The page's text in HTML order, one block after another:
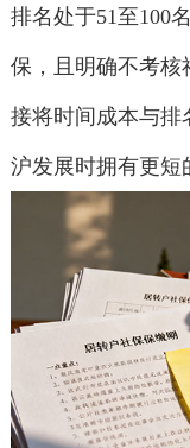
排名处于51至100
保，且明确不考核
接将时间成本与排
沪发展时拥有更短